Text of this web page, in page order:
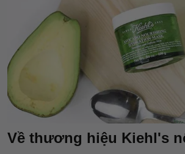
Về thương hiệu Kiehl's